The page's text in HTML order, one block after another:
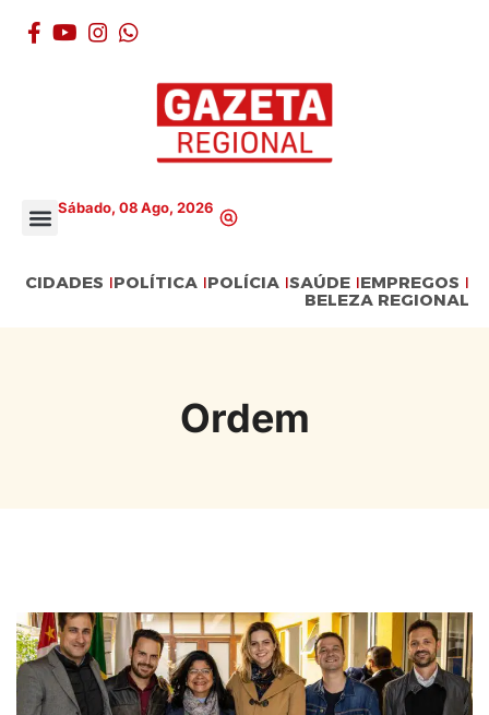
Sábado, 08 Ago, 2026
CIDADES POLÍTICA POLÍCIA SAÚDE EMPREGOS
BELEZA REGIONAL
Ordem